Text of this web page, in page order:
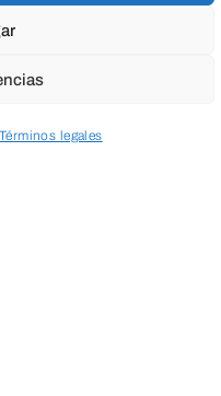
Términos legales
los